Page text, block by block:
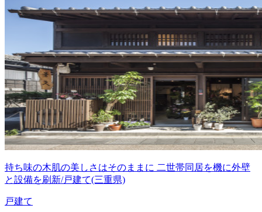
持ち味の木肌の美しさはそのままに 二世帯同居を機に外壁
と設備を刷新/戸建て(三重県)
戸建て